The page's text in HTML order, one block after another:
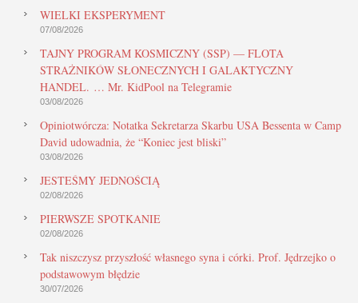
WIELKI EKSPERYMENT
07/08/2026
TAJNY PROGRAM KOSMICZNY (SSP) — FLOTA
STRAŻNIKÓW SŁONECZNYCH I GALAKTYCZNY
HANDEL. … Mr. KidPool na Telegramie
03/08/2026
Opiniotwórcza: Notatka Sekretarza Skarbu USA Bessenta w Camp
David udowadnia, że “Koniec jest bliski”
03/08/2026
JESTEŚMY JEDNOŚCIĄ
02/08/2026
PIERWSZE SPOTKANIE
02/08/2026
Tak niszczysz przyszłość własnego syna i córki. Prof. Jędrzejko o
podstawowym błędzie
30/07/2026